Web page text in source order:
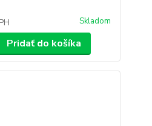
Skladom
Pridať do košíka